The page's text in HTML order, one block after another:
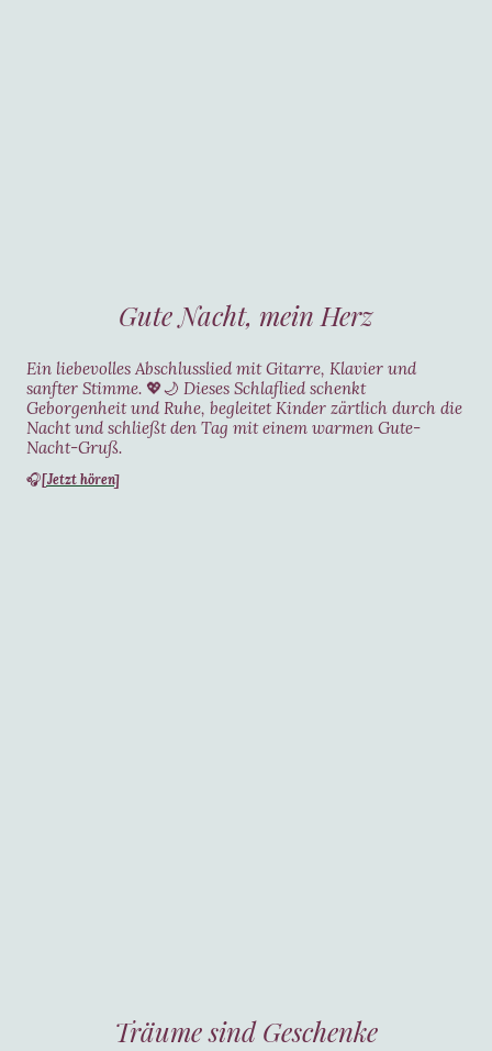
Gute Nacht, mein Herz
Ein liebevolles Abschlusslied mit Gitarre, Klavier und
sanfter Stimme. 💖🌙 Dieses Schlaflied schenkt
Geborgenheit und Ruhe, begleitet Kinder zärtlich durch die
Nacht und schließt den Tag mit einem warmen Gute-
Nacht-Gruß.
🎧[Jetzt hören]
Träume sind Geschenke